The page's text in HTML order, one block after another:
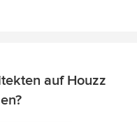
auf Houzz